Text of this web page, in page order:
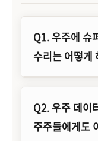
Q1. 우주에 슈
수리는 어떻게
Q2. 우주 데이
주주들에게도